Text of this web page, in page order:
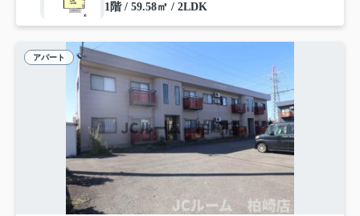
1階 / 59.58㎡ / 2LDK
アパート